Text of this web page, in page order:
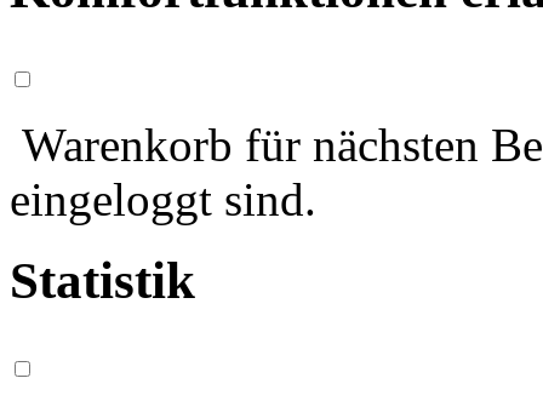
Warenkorb für nächsten
eingeloggt sind.
Statistik